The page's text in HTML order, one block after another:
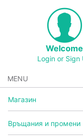
person
Welcome
Login or Sign
MENU
Mагазин
Връщания и промени